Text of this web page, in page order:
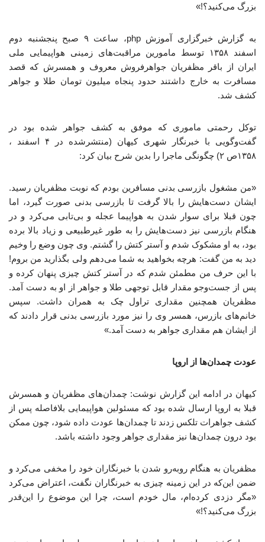
بزرگ می‌کنید؟!»
به گزارش خبرگزاری آموزش php، ساعت ۹ صبح پنجشنبه دوم
اسفند ۱۳۵۸ توسط مامورین مراقبت‌های زمینی هواپیمایی ملی
ایران از باقر مظفریان جواهرفروش معروف و همسرش که قصد
مسافرت به خارج داشتند حدود پنجاه میلیون تومان طلا و جواهر
کشف شد.
توکل رحمتی ماموری که موفق به کشف جواهر شده بود در
گفت‌وگویی با خبرنگار شهری کیهان (منتشرشده در ۴ اسفند ،
۱۳۵۸ص ۲) چگونگی ماجرا را بدین شرح بیان کرد:
«من مشغول بازرسی بدنی مسافرین بودم که نوبت مظفریان رسید.
ایشان دست‌هایش را بالا گرفت تا بازرسی بدنی صورت گیرد، اما
چون قبلا برای سوار شدن به هواپیما عجله و بی‌تابی می‌کرد و در
هنگام بازرسی نیز دست‌هایش را به طور غیرطبیعی و زیاد بالا برده
بود، به او مشکوک شدم و آستر کتش را گشتم. وی چون وضع را وخیم
دید به من گفت: هرچه بخواهید به شما می‌دهم ولی بگذارید من بروم!
با این حرف من مطمئن شدم که در آستر کتش چیزی پنهان کرده و
پس از جست‌وجو مقدار قابل توجهی طلا و جواهر از او به دست آمد.
مظفریان همچنین مقداری تراول چک به همران داشت. سپس
خانم‌های بازرس، همسر وی را نیز مورد بازرسی بدنی قرار دادند که
از ایشان هم مقداری جواهر به دست آمد.»
عودت چمدان‌ها از اروپا
کیهان در ادامه این گزارش نوشت: چمدان‌های مظفریان و همسرش
قبلا به اروپا ارسال شده بود که مسئولین هواپیمایی بلافاصله پس از
کشف جواهرات تلکس زدند تا چمدان‌ها عودت داده شود، چون ممکن
بود درون چمدان‌ها نیز مقداری جواهر وجود داشته باشد.
مظفریان به هنگام روبه‌رو شدن با خبرنگاران خود را مخفی می‌کرد و
ضمن این‌که در این زمینه چیزی به خبرنگاران نگفت، اعتراض می‌کرد
«مگر دزدی کرده‌ام، مال خودم است، چرا این موضوع را این‌قدر
بزرگ می‌کنید؟!»